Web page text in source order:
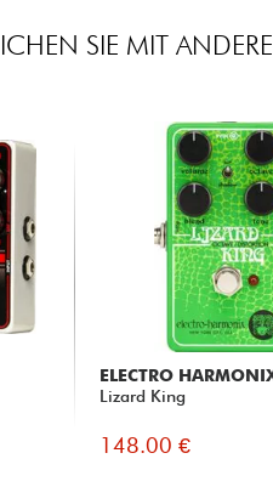
SIE MIT
ELECTRO
Lizard King
148.00 €